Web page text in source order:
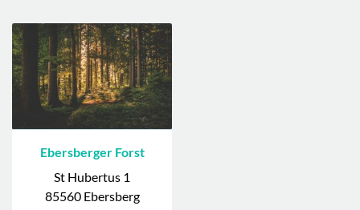
Ebersberger Forst
St Hubertus 1
85560 Ebersberg